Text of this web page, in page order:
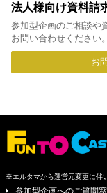
法人様向け資料請
参加型企画のご相談や
お問い合わせください。
お
※エルタマから運営元変更に伴
参加型企画へのご質問